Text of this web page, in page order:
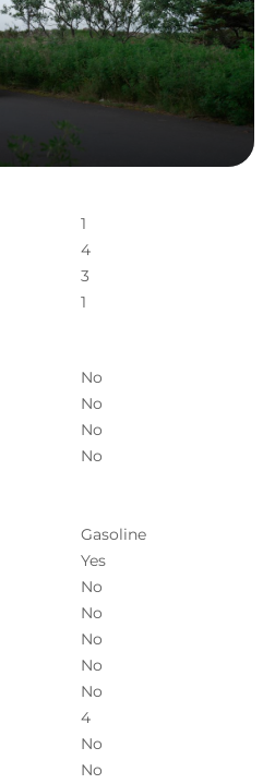
1
4
3
1
No
No
No
No
Gasoline
Yes
No
No
No
No
No
4
No
No